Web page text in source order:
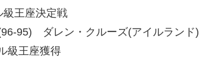
級王座決定戦
95) ダレン・クルーズ(アイルランド)
級王座獲得